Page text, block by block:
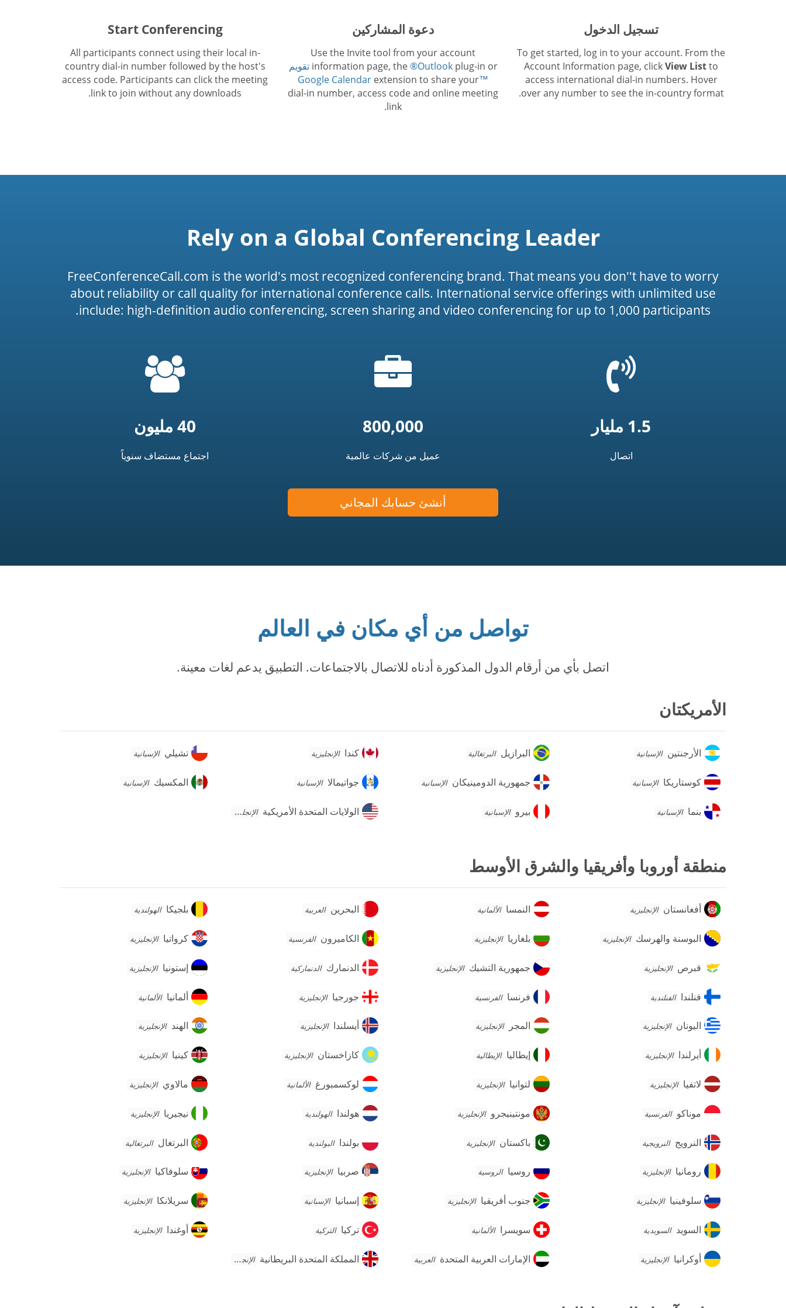
تسجيل الدخول
To get started, log in to your account. From the
Account Information page, clickView Listto
access international dial-in numbers. Hover
over any number to see the in-country format.
دعوة المشاركين
Use the Invite tool from your account
information page, the®Outlookplug-in or
تقويم
™Google Calendar
extension to share your
dial-in number, access code and online meeting
link.
Start Conferencing
All participants connect using their local in-
country dial-in number followed by the host's
access code. Participants can click the meeting
link to join without any downloads.
Rely on a Global Conferencing Leader
FreeConferenceCall.com is the world's most recognized conferencing brand. That means you don''t have to worry
about reliability or call quality for international conference calls. International service offerings with unlimited use
include: high-definition audio conferencing, screen sharing and video conferencing for up to 1,000 participants.
1.5 مليار
اتصال
الحقيبة
800,000
عميل من شركات عالمية
40 مليون
اجتماع مستضاف سنوياً
أنشئ حسابك المجاني
تواصل من أي مكان في العالم
اتصل بأي من أرقام الدول المذكورة أدناه للاتصال بالاجتماعات. التطبيق يدعم لغات معينة.
الأمريكتان
الأرجنتين
الأرجنتين الإسبانية البرازيل
البرازيل البرتغالية كندا
كندا الإنجليزية تشيلي
تشيلي الإسبانية
كوستاريكا
كوستاريكا الإسبانية
جمهورية
جمهورية الدومينيكان الإسبانية جواتيمالا
جواتيمالا الإسبانية المكسيك
المكسيك الإسبانية
بنما
بنما الإسبانية بيرو
بيرو الإسبانية
الولايات
الولايات المتحدة الأمريكية الإنجليزية
منطقة أوروبا وأفريقيا والشرق الأوسط
أفغانستان
أفغانستان الإنجليزية النمسا
النمسا الألمانية البحرين
البحرين العربية بلجيكا
بلجيكا الهولندية
البوسنة
البوسنة والهرسك الإنجليزية بلغاريا
بلغاريا الإنجليزية الكاميرون
الكاميرون الفرنسية كرواتيا
كرواتيا الإنجليزية
قبرص
قبرص الإنجليزية
جمهورية
جمهورية التشيك الإنجليزية الدنمارك
الدنمارك الدنماركية إستونيا
إستونيا الإنجليزية
فنلندا
فنلندا الفنلندية فرنسا
فرنسا الفرنسية جورجيا
جورجيا الإنجليزية ألمانيا
ألمانيا الألمانية
اليونان
اليونان الإنجليزية المجر
المجر الإنجليزية أيسلندا
أيسلندا الإنجليزية الهند
الهند الإنجليزية
أيرلندا
أيرلندا الإنجليزية إيطاليا
إيطاليا الإيطالية كازاخستان
كازاخستان الإنجليزية كينيا
كينيا الإنجليزية
لاتفيا
لاتفيا الإنجليزية لتوانيا
لتوانيا الإنجليزية لوكسمبورغ
لوكسمبورغ الألمانية مالاوي
مالاوي الإنجليزية
موناكو
موناكو الفرنسية مونتينيجرو
مونتينيجرو الإنجليزية هولندا
هولندا الهولندية نيجيريا
نيجيريا الإنجليزية
النرويج
النرويج النرويجية باكستان
باكستان الإنجليزية بولندا
بولندا البولندية البرتغال
البرتغال البرتغالية
رومانيا
رومانيا الإنجليزية روسيا
روسيا الروسية صربيا
صربيا الإنجليزية سلوفاكيا
سلوفاكيا الإنجليزية
سلوفينيا
سلوفينيا الإنجليزية
جنوب
جنوب أفريقيا الإنجليزية إسبانيا
إسبانيا الإسبانية سريلانكا
سريلانكا الإنجليزية
السويد
السويد السويدية سويسرا
سويسرا الألمانية تركيا
تركيا التركية أوغندا
أوغندا الإنجليزية
أوكرانيا
أوكرانيا الإنجليزية
الإمارات
الإمارات العربية المتحدة العربية
المملكة
المملكة المتحدة البريطانية الإنجليزية